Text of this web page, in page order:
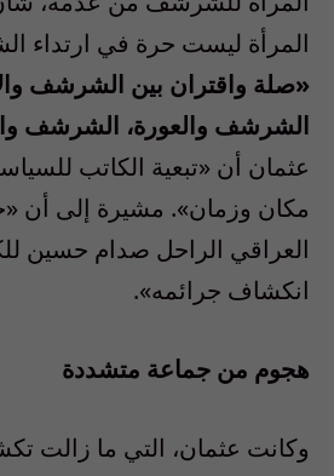
المرأة ليست حرة في ارتداء
«صلة واقتران بين الشرشف
الشرشف والعورة، الشرشف
عثمان أن «تبعية الكاتب
مكان وزمان». مشيرة إلى أن
العراقي الراحل صدام حسين
انكشاف جرائمه».
هجوم من جماعة متشددة
وكانت عثمان، التي ما زالت